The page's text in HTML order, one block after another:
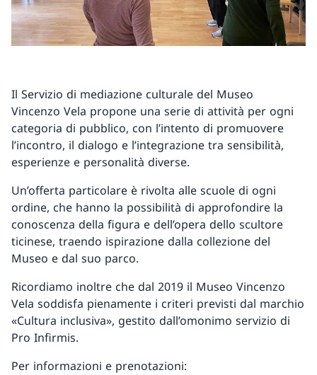
Il Servizio di mediazione culturale del Museo
Vincenzo Vela propone una serie di attività per ogni
categoria di pubblico, con l’intento di promuovere
l’incontro, il dialogo e l’integrazione tra sensibilità,
esperienze e personalità diverse.
Un’offerta particolare è rivolta alle scuole di ogni
ordine, che hanno la possibilità di approfondire la
conoscenza della figura e dell’opera dello scultore
ticinese, traendo ispirazione dalla collezione del
Museo e dal suo parco.
Ricordiamo inoltre che dal 2019 il Museo Vincenzo
Vela soddisfa pienamente i criteri previsti dal marchio
«Cultura inclusiva», gestito dall’omonimo servizio di
Pro Infirmis.
Per informazioni e prenotazioni: